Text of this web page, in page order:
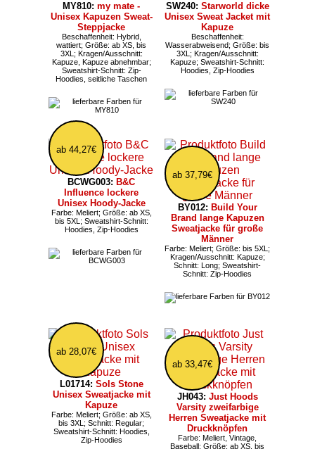
MY810: my mate -
Unisex Kapuzen Sweat-
Steppjacke
Beschaffenheit: Hybrid,
wattiert; Größe: ab XS, bis
3XL; Kragen/Ausschnitt:
Kapuze, Kapuze abnehmbar;
Sweatshirt-Schnitt: Zip-
Hoodies, seitliche Taschen
SW240: Starworld dicke
Unisex Sweat Jacket mit
Kapuze
Beschaffenheit:
Wasserabweisend; Größe: bis
3XL; Kragen/Ausschnitt:
Kapuze; Sweatshirt-Schnitt:
Hoodies, Zip-Hoodies
ab 44,27€
BCWG003: B&C
Influence lockere
Unisex Hoody-Jacke
Farbe: Meliert; Größe: ab XS,
bis 5XL; Sweatshirt-Schnitt:
Hoodies, Zip-Hoodies
ab 37,79€
BY012: Build Your
Brand lange Kapuzen
Sweatjacke für große
Männer
Farbe: Meliert; Größe: bis 5XL;
Kragen/Ausschnitt: Kapuze;
Schnitt: Long; Sweatshirt-
Schnitt: Zip-Hoodies
ab 28,07€
L01714: Sols Stone
Unisex Sweatjacke mit
Kapuze
Farbe: Meliert; Größe: ab XS,
bis 3XL; Schnitt: Regular;
Sweatshirt-Schnitt: Hoodies,
Zip-Hoodies
ab 33,47€
JH043: Just Hoods
Varsity zweifarbige
Herren Sweatjacke mit
Druckknöpfen
Farbe: Meliert, Vintage,
Baseball; Größe: ab XS, bis